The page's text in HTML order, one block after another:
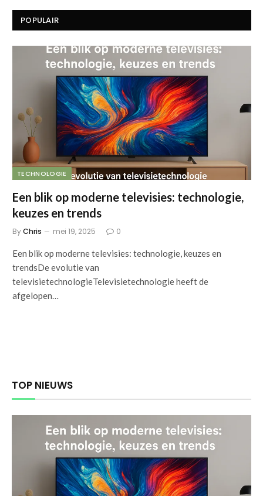
POPULAIR
TECHNOLOGIE
Een blik op moderne televisies: technologie,
keuzes en trends
ByChris mei 19, 2025 0
Een blik op moderne televisies: technologie, keuzes en
trendsDe evolutie van
televisietechnologieTelevisietechnologie heeft de
afgelopen…
TOP NIEUWS